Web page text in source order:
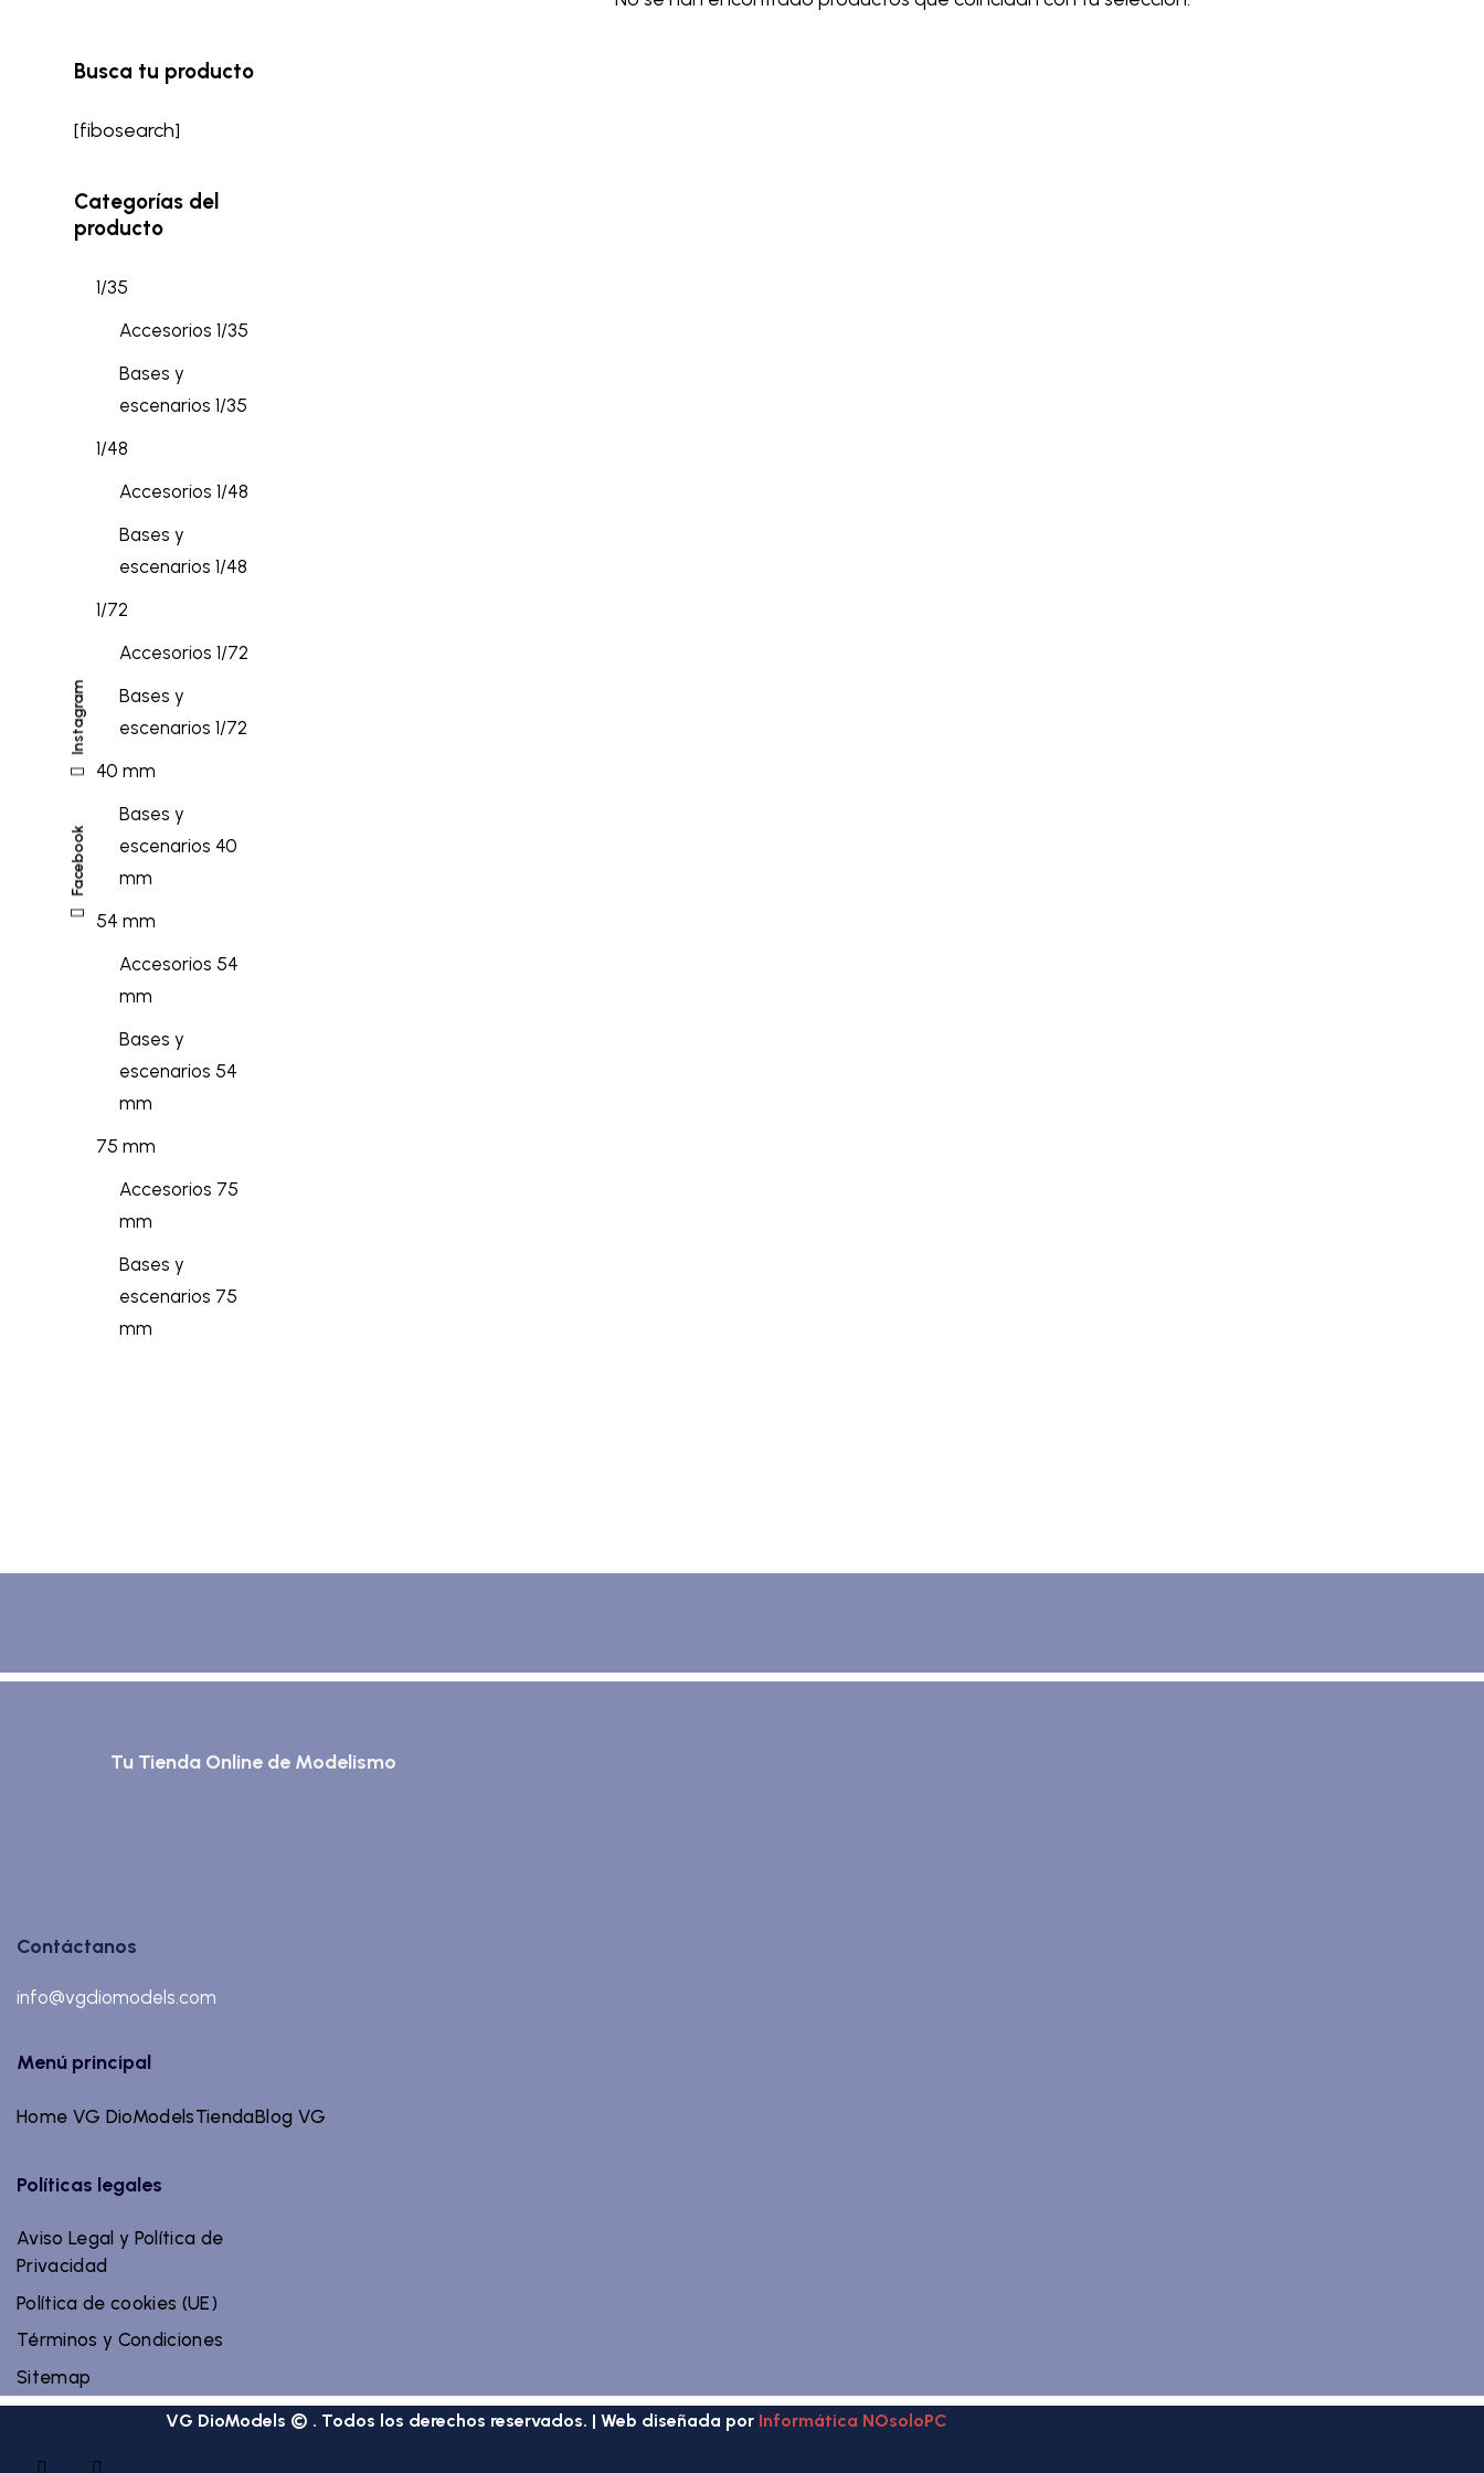
Busca tu producto
[fibosearch]
Categorías del
producto
1/35
Accesorios 1/35
Bases y
escenarios 1/35
1/48
Accesorios 1/48
Bases y
escenarios 1/48
1/72
Accesorios 1/72
Bases y
escenarios 1/72
40 mm
Bases y
escenarios 40
mm
54 mm
Accesorios 54
mm
Bases y
escenarios 54
mm
75 mm
Accesorios 75
mm
Bases y
escenarios 75
mm
Tu Tienda Online de Modelismo
Contáctanos
info@vgdiomodels.com
Menú principal
Home VG DioModelsTiendaBlog VG
Políticas legales
Aviso Legal y Política de
Privacidad
Política de cookies (UE)
Términos y Condiciones
Sitemap
VG DioModels © . Todos los derechos reservados. | Web diseñada por Informática NOsoloPC
Facebook
Instagram